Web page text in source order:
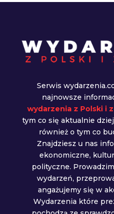
Serwis
najnowsze
wydarzenia z Polski i
tym co się aktualnie
również o tym co
Znajdziesz u nas
ekonomiczne,
polityczne.
wydarzeń,
angażujemy się w
Wydarzenia które